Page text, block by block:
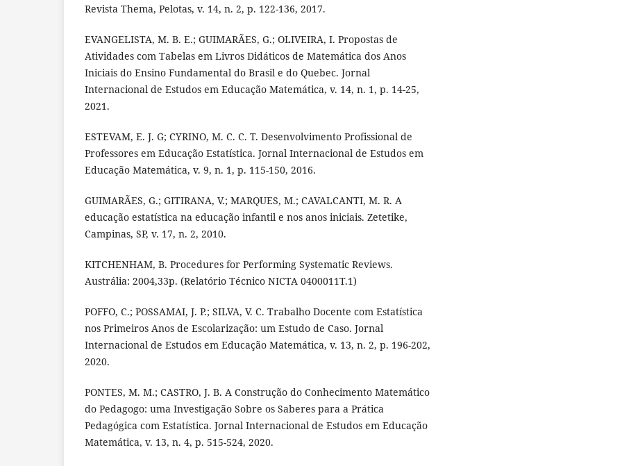
Revista Thema, Pelotas, v. 14, n. 2, p. 122-136, 2017.
EVANGELISTA, M. B. E.; GUIMARÃES, G.; OLIVEIRA, I. Propostas de
Atividades com Tabelas em Livros Didáticos de Matemática dos Anos
Iniciais do Ensino Fundamental do Brasil e do Quebec. Jornal
Internacional de Estudos em Educação Matemática, v. 14, n. 1, p. 14-25,
2021.
ESTEVAM, E. J. G; CYRINO, M. C. C. T. Desenvolvimento Profissional de
Professores em Educação Estatística. Jornal Internacional de Estudos em
Educação Matemática, v. 9, n. 1, p. 115-150, 2016.
GUIMARÃES, G.; GITIRANA, V.; MARQUES, M.; CAVALCANTI, M. R. A
educação estatística na educação infantil e nos anos iniciais. Zetetike,
Campinas, SP, v. 17, n. 2, 2010.
KITCHENHAM, B. Procedures for Performing Systematic Reviews.
Austrália: 2004,33p. (Relatório Técnico NICTA 0400011T.1)
POFFO, C.; POSSAMAI, J. P.; SILVA, V. C. Trabalho Docente com Estatística
nos Primeiros Anos de Escolarização: um Estudo de Caso. Jornal
Internacional de Estudos em Educação Matemática, v. 13, n. 2, p. 196-202,
2020.
PONTES, M. M.; CASTRO, J. B. A Construção do Conhecimento Matemático
do Pedagogo: uma Investigação Sobre os Saberes para a Prática
Pedagógica com Estatística. Jornal Internacional de Estudos em Educação
Matemática, v. 13, n. 4, p. 515-524, 2020.